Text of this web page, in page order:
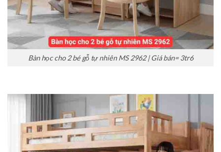
Bàn học cho 2 bé gỗ tự nhiên MS 2962 | Giá bán= 3tr6